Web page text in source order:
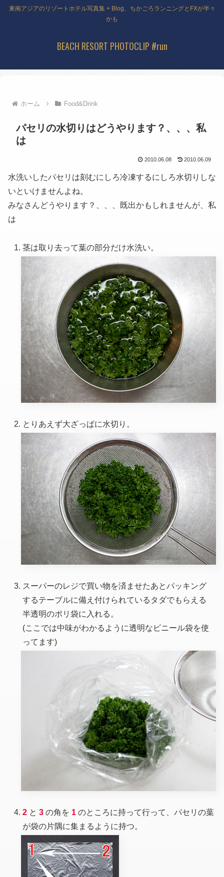
東南アジアのリゾートホテル写真集 + Blog、ちかごろランニングとFXが半々
かも
BEACH RESORT PHOTOCLIP #run
ホーム Food&Drink
パセリの水切りはどうやります？、、、私
は
2010.06.08 2010.06.09
水洗いしたパセリは刻むにしろ冷凍するにしろ水切りしな
いといけませんよね。
みなさんどうやります？、、、既出かもしれませんが、私
は
茎は取り去って葉の部分だけ水洗い。
とりあえず大ざっぱに水切り。
スーパーのレジで買い物を済ませたあとパッキング
するテーブルに備え付けられているタダでもらえる
半透明のポリ袋に入れる。
(ここでは中味がわかるように透明なビニール袋を使
ってます)
2 と3 の角を 1 のところに持って行って、パセリの葉
が袋の片隅に集まるように持つ。